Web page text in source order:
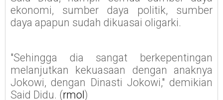
ekonomi, sumber daya politik, sumber
daya apapun sudah dikuasai oligarki.
"Sehingga dia sangat berkepentingan
melanjutkan kekuasaan dengan anaknya
Jokowi, dengan Dinasti Jokowi," demikian
Said Didu. (rmol)